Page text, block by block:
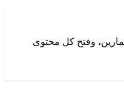
وفتح كل محتوى